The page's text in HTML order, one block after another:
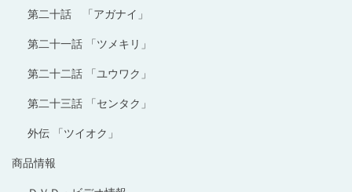
第二十話 「アガナイ」
第二十一話 「ツメキリ」
第二十二話 「ユウワク」
第二十三話 「センタク」
外伝 「ツイオク」
商品情報